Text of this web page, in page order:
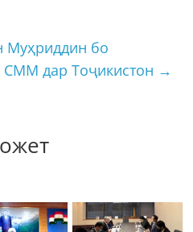
Муҳриддин бо
СММ дар Тоҷикистон →